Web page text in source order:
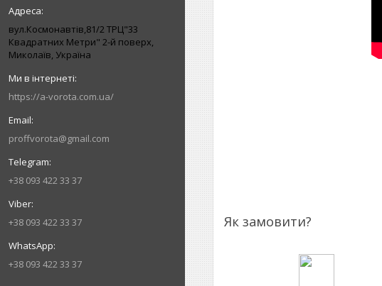
вул.Космонавтів,81/2 ТРЦ"33
Квадратних Метри" 2-й поверх,
Миколаїв, Україна
https://a-vorota.com.ua/
proffvorota@gmail.com
+38 093 422 33 37
+38 093 422 33 37
+38 093 422 33 37
Як замовити?